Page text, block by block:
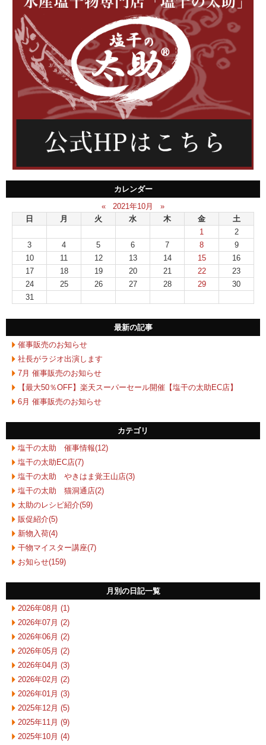
カレンダー
«
2021年10月
»
日
月 火 水 木 金
土
1
2
3
4 5 6 7 8
9
10
11 12 13 14 15
16
17
18 19 20 21 22
23
24
25 26 27 28 29
30
31
最新の記事
催事販売のお知らせ
社長がラジオ出演します
7月 催事販売のお知らせ
【最大50％OFF】楽天スーパーセール開催【塩干の太助EC店】
6月 催事販売のお知らせ
カテゴリ
塩干の太助 催事情報(12)
塩干の太助EC店(7)
塩干の太助 やきはま覚王山店(3)
塩干の太助 猫洞通店(2)
太助のレシピ紹介(59)
販促紹介(5)
新物入荷(4)
干物マイスター講座(7)
お知らせ(159)
月別の日記一覧
2026年08月 (1)
2026年07月 (2)
2026年06月 (2)
2026年05月 (2)
2026年04月 (3)
2026年02月 (2)
2026年01月 (3)
2025年12月 (5)
2025年11月 (9)
2025年10月 (4)